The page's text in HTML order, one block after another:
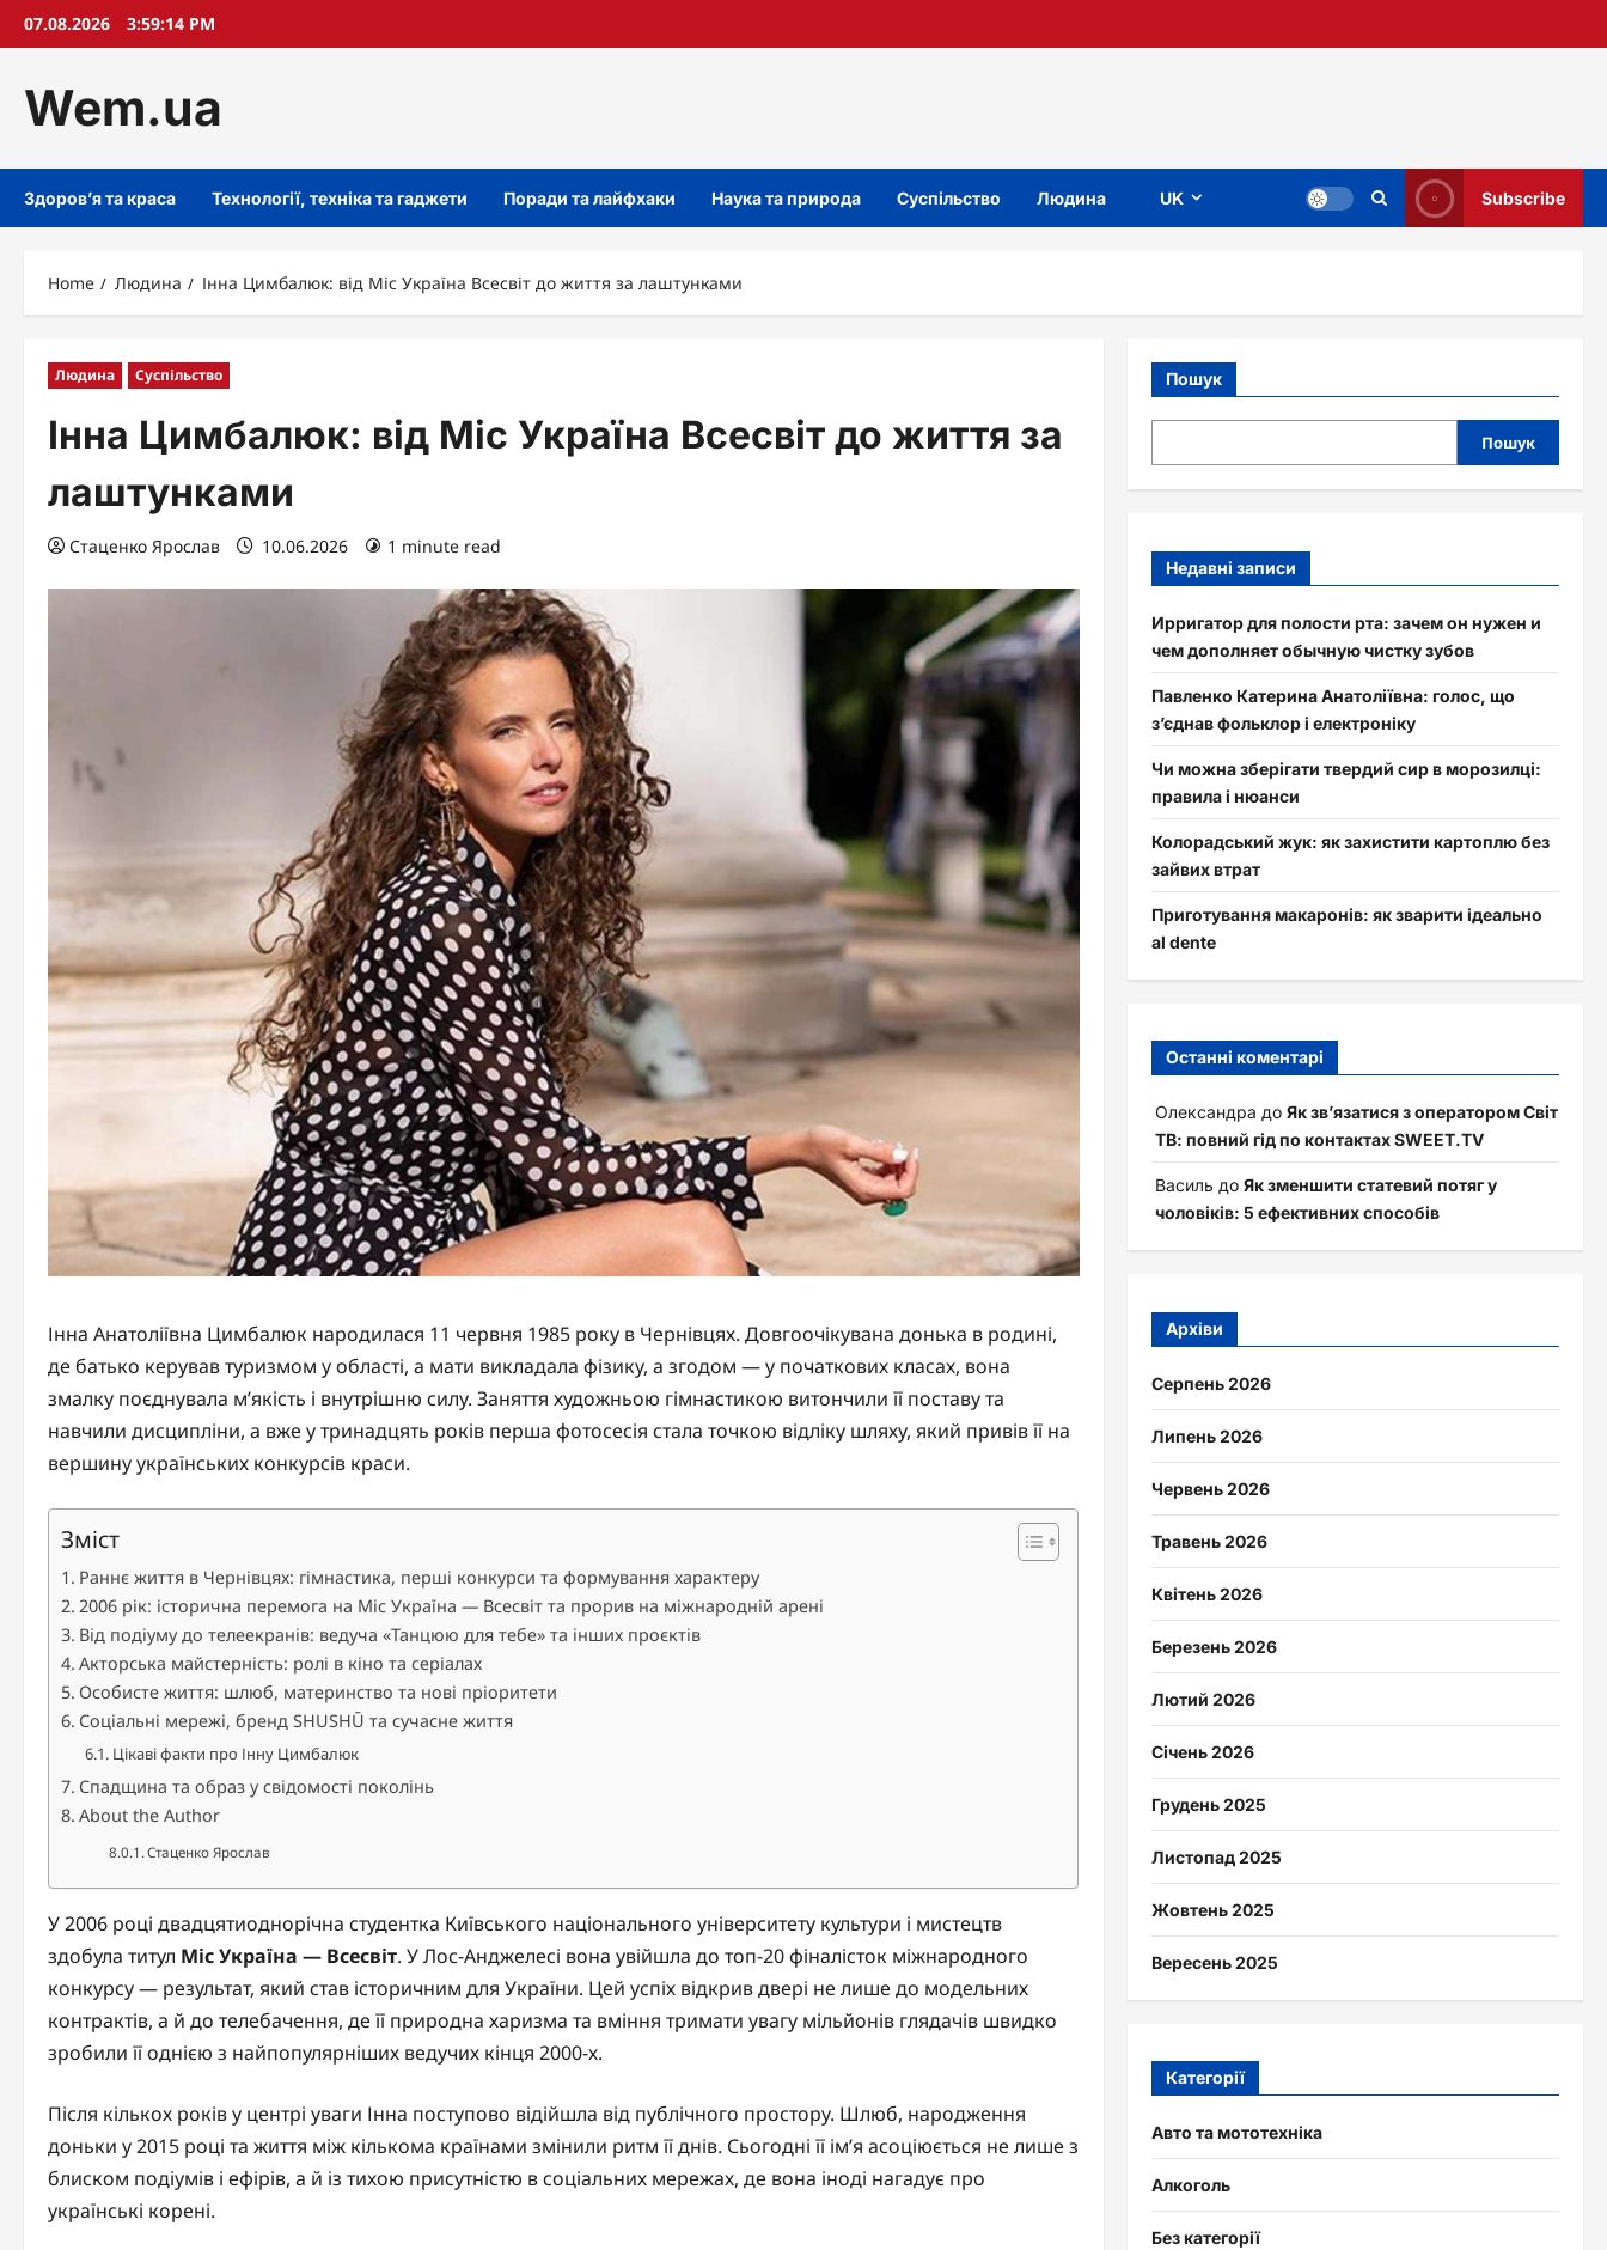
Skip07.08.2026 3:59:15 PM
Wem.ua
Здоров’я та краса Технології, техніка та гаджети Поради та лайфхаки Наука та природа Суспільство Людина UK Subscribe
Home Людина Інна Цимбалюк: від Міс Україна Всесвіт до життя за лаштунками
Людина Суспільство
Інна Цимбалюк: від Міс Україна Всесвіт до життя за
лаштунками
Стаценко Ярослав 10.06.2026 1 minute read
Інна Анатоліївна Цимбалюк народилася 11 червня 1985 року в Чернівцях. Довгоочікувана донька в родині,
де батько керував туризмом у області, а мати викладала фізику, а згодом — у початкових класах, вона
змалку поєднувала м’якість і внутрішню силу. Заняття художньою гімнастикою витончили її поставу та
навчили дисципліни, а вже у тринадцять років перша фотосесія стала точкою відліку шляху, який привів її на
вершину українських конкурсів краси.
Зміст
Раннє життя в Чернівцях: гімнастика, перші конкурси та формування характеру
2006 рік: історична перемога на Міс Україна — Всесвіт та прорив на міжнародній арені
Від подіуму до телеекранів: ведуча «Танцюю для тебе» та інших проєктів
Акторська майстерність: ролі в кіно та серіалах
Особисте життя: шлюб, материнство та нові пріоритети
Соціальні мережі, бренд SHUSHŪ та сучасне життя
Цікаві факти про Інну Цимбалюк
Спадщина та образ у свідомості поколінь
About the Author
Стаценко Ярослав
У 2006 році двадцятиоднорічна студентка Київського національного університету культури і мистецтв
здобула титул Міс Україна — Всесвіт. У Лос-Анджелесі вона увійшла до топ-20 фіналісток міжнародного
конкурсу — результат, який став історичним для України. Цей успіх відкрив двері не лише до модельних
контрактів, а й до телебачення, де її природна харизма та вміння тримати увагу мільйонів глядачів швидко
зробили її однією з найпопулярніших ведучих кінця 2000-х.
Після кількох років у центрі уваги Інна поступово відійшла від публічного простору. Шлюб, народження
доньки у 2015 році та життя між кількома країнами змінили ритм її днів. Сьогодні її ім’я асоціюється не лише з
блиском подіумів і ефірів, а й із тихою присутністю в соціальних мережах, де вона іноді нагадує про
українські корені.
Пошук
Пошук
Недавні записи
Ирригатор для полости рта: зачем он нужен и
чем дополняет обычную чистку зубов
Павленко Катерина Анатоліївна: голос, що
з’єднав фольклор і електроніку
Чи можна зберігати твердий сир в морозилці:
правила і нюанси
Колорадський жук: як захистити картоплю без
зайвих втрат
Приготування макаронів: як зварити ідеально
al dente
Останні коментарі
Олександра до Як зв’язатися з оператором Світ
ТВ: повний гід по контактах SWEET.TV
Василь до Як зменшити статевий потяг у
чоловіків: 5 ефективних способів
Архіви
Серпень 2026
Липень 2026
Червень 2026
Травень 2026
Квітень 2026
Березень 2026
Лютий 2026
Січень 2026
Грудень 2025
Листопад 2025
Жовтень 2025
Вересень 2025
Категорії
Авто та мототехніка
Алкоголь
Без категорії